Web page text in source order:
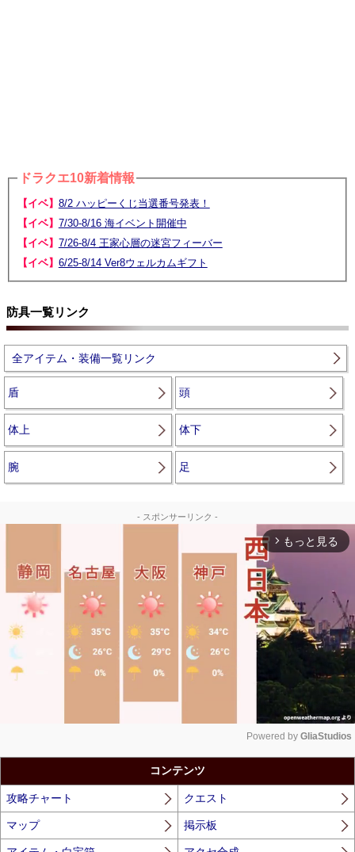
ドラクエ10新着情報
【イベ】 8/2 ハッピーくじ当選番号発表！
【イベ】 7/30-8/16 海イベント開催中
【イベ】 7/26-8/4 王家心層の迷宮フィーバー
【イベ】 6/25-8/14 Ver8ウェルカムギフト
防具一覧リンク
全アイテム・装備一覧リンク
盾 頭
体上 体下
腕 足
- スポンサーリンク -
arrow_forward_ios もっと見る
Powered by GliaStudios
コンテンツ
攻略チャート クエスト
マップ 掲示板